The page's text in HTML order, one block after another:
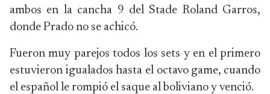
ambos en la cancha 9 del Stade Roland Garros,
donde Prado no se achicó.
Fueron muy parejos todos los sets y en el primero
estuvieron igualados hasta el octavo game, cuando
el español le rompió el saque al boliviano y venció.